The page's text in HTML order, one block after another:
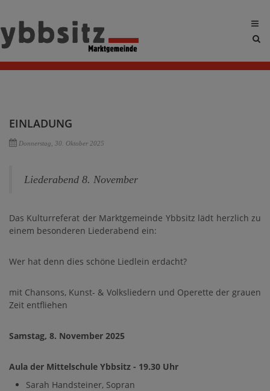
EINLADUNG
Donnerstag, 30. Oktober 2025
Liederabend 8. November
Das Kulturreferat der Marktgemeinde Ybbsitz lädt herzlich zu
einem besonderen Liederabend ein:
Wer hat denn dies schöne Liedlein erdacht?
mit Chansons, Kunst- & Volksliedern und Operette der grauen
Zeit entfliehen
Samstag, 8. November 2025
Aula der Mittelschule Ybbsitz - 19.30 Uhr
Sarah Handsteiner, Sopran